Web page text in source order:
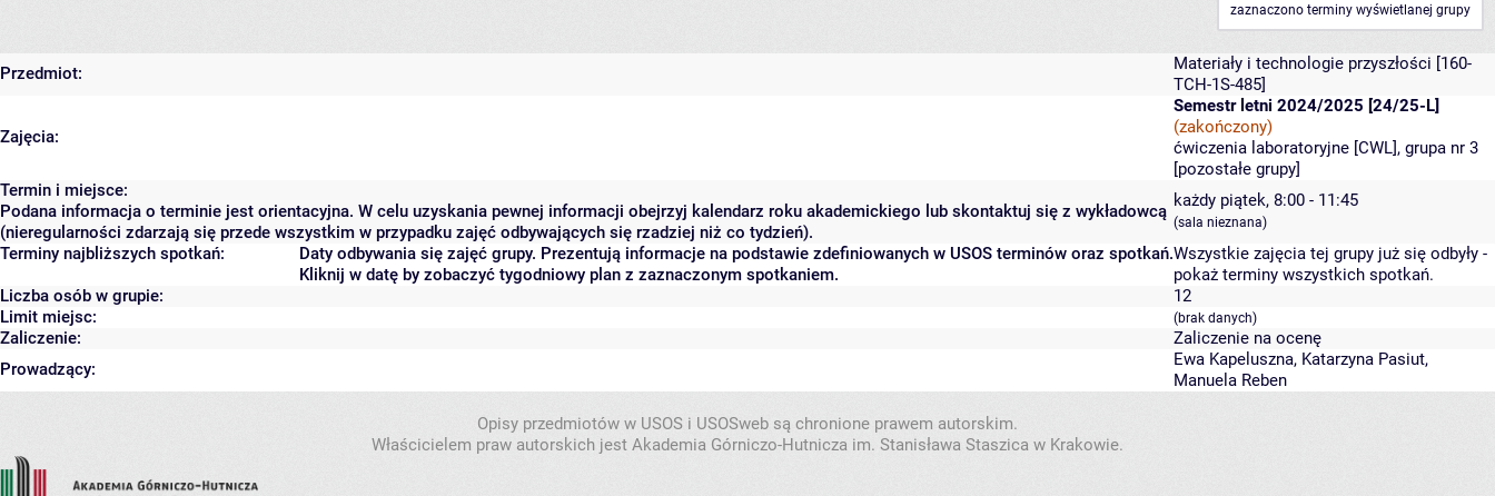
zaznaczono terminy wyświetlanej grupy
Przedmiot: Materiały i technologie przyszłości [160-
TCH-1S-485]
Zajęcia:
Semestr letni 2024/2025 [24/25-L]
(zakończony)
ćwiczenia laboratoryjne [CWL], grupa nr 3
[pozostałe grupy]
Termin i miejsce:
Podana informacja o terminie jest orientacyjna. W celu uzyskania pewnej informacji obejrzyj kalendarz roku akademickiego lub skontaktuj się z wykładowcą
(nieregularności zdarzają się przede wszystkim w przypadku zajęć odbywających się rzadziej niż co tydzień).
każdy piątek, 8:00 - 11:45
(sala nieznana)
Terminy najbliższych spotkań:
Daty odbywania się zajęć grupy. Prezentują informacje na podstawie zdefiniowanych w USOS terminów oraz spotkań.
Kliknij w datę by zobaczyć tygodniowy plan z zaznaczonym spotkaniem.
Wszystkie zajęcia tej grupy już się odbyły -
pokaż terminy wszystkich spotkań.
Liczba osób w grupie:
12
Limit miejsc:
(brak danych)
Zaliczenie:
Zaliczenie na ocenę
Prowadzący:
Ewa Kapeluszna, Katarzyna Pasiut,
Manuela Reben
Opisy przedmiotów w USOS i USOSweb są chronione prawem autorskim.
Właścicielem praw autorskich jest Akademia Górniczo-Hutnicza im. Stanisława Staszica w Krakowie.